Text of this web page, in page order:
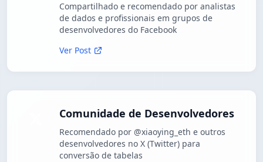
Compartilhado e recomendado por analistas
de dados e profissionais em grupos de
desenvolvedores do Facebook
Ver Post
Comunidade de Desenvolvedores
Recomendado por @xiaoying_eth e outros
desenvolvedores no X (Twitter) para
conversão de tabelas